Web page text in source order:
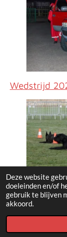
Deze website
doeleinden en/of
gebruik te blijven
akkoord.
Wedstrijd